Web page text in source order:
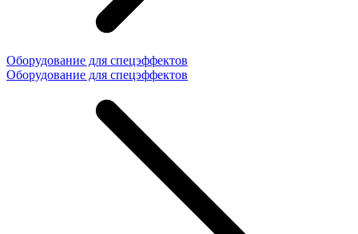
Оборудование для спецэффектов
Оборудование для спецэффектов